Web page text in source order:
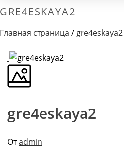
GRE4ESKAYA2
Главная страница / gre4eskaya2
gre4eskaya2
Отadmin